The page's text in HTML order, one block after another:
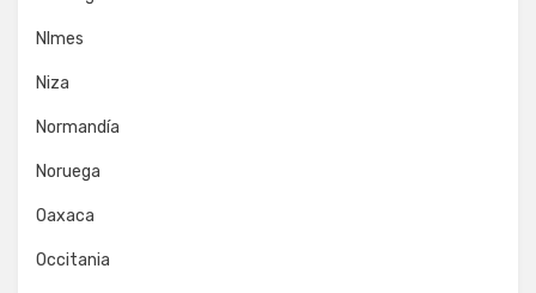
NImes
Niza
Normandía
Noruega
Oaxaca
Occitania